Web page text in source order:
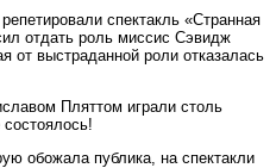
спектакль «Странная
отдать роль миссис Сэвидж
от выстраданной роли отказалась
Пляттом играли столь
обожала публика, на спектакли